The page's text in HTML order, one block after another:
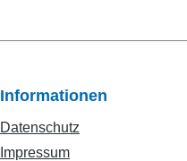
Informationen
Datenschutz
Impressum